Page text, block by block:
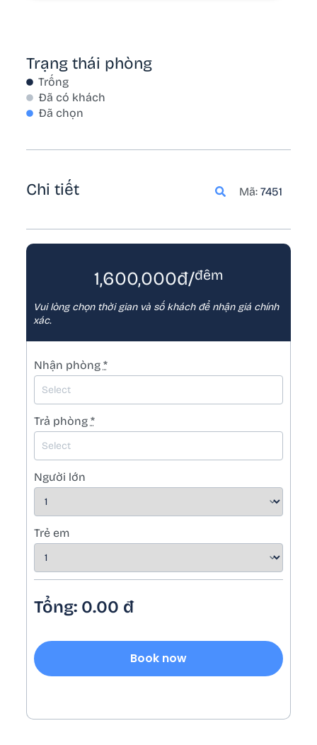
– Từ trẻ em thứ 3 (6-12 tuổi) phụ thu 100,000
VND/trẻ
– Trẻ em dưới 5 tuổi
🕕 Nhận phòng 14h ngày đi – Trả phòng 12h
Trạng thái phòng
Trống
Đã có khách
Đã chọn
Chi tiết Mã: 7451
1,600,000đ/đêm
Vui lòng chọn thời gian và số khách để nhận giá chính
xác.
Nhận phòng *
Trả phòng *
Người lớn
Trẻ em
Tổng: 0.00 đ
Book now